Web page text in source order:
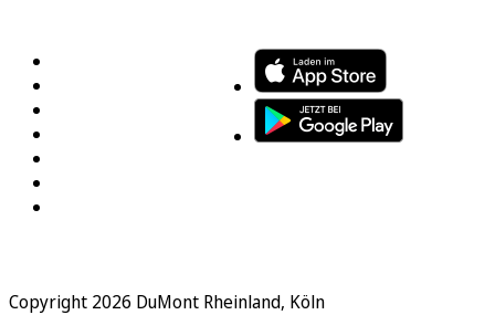
Copyright 2026 DuMont Rheinland, Köln